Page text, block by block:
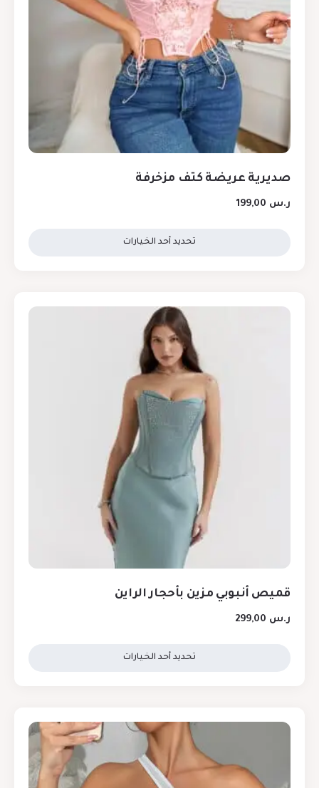
صديرية عريضة كتف مزخرفة
ر.س
تحديد أحد الخيارات
قميص أنبوبي مزين بأحجار الراين
ر.س
تحديد أحد الخيارات